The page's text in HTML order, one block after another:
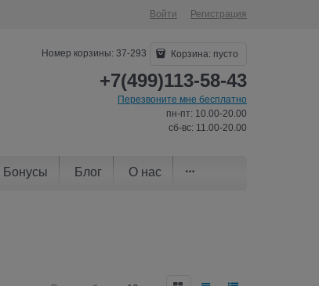
Войти Регистрация
Номер корзины: 37-293 Корзина: пусто
+7(499)113-58-43
Перезвоните мне бесплатно
пн-пт: 10.00-20.00
сб-вс: 11.00-20.00
Бонусы Блог О нас